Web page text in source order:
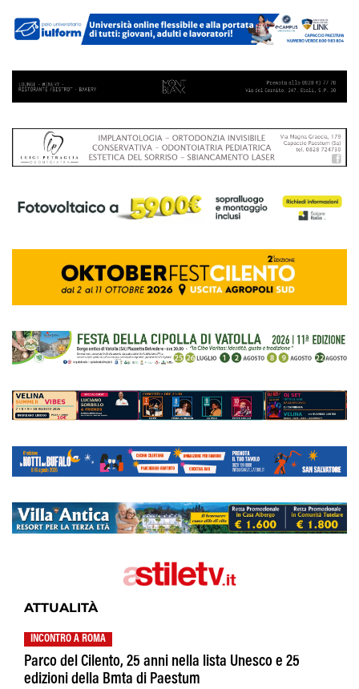
ATTUALITÀ
INCONTRO A ROMA
Parco del Cilento, 25 anni nella lista Unesco e 25
edizioni della Bmta di Paestum